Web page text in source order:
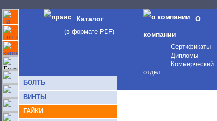
Каталог
(в формате PDF)
О
компании
Сертификаты
Дипломы
Коммерческий
отдел
БОЛТЫ
ВИНТЫ
ГАЙКИ